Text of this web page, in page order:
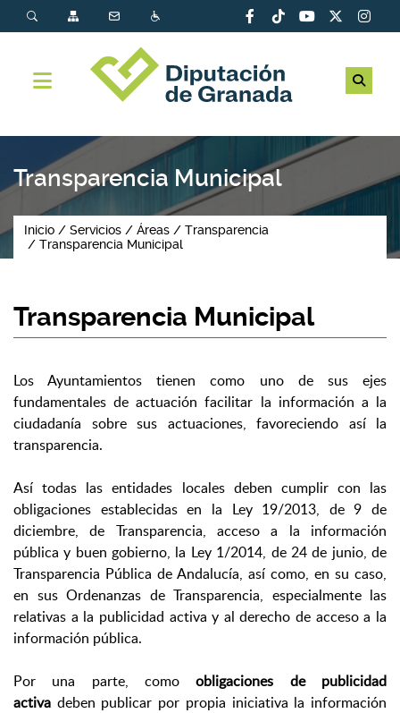
Transparencia Municipal
Inicio Servicios Áreas
Transparencia
Transparencia Municipal
Transparencia Municipal
Los Ayuntamientos tienen como uno de sus ejes
fundamentales de actuación facilitar la información a la
ciudadanía sobre sus actuaciones, favoreciendo así la
transparencia.
Así todas las entidades locales deben cumplir con las
obligaciones establecidas en la Ley 19/2013, de 9 de
diciembre, de Transparencia, acceso a la información
pública y buen gobierno, la Ley 1/2014, de 24 de junio, de
Transparencia Pública de Andalucía, así como, en su caso,
en sus Ordenanzas de Transparencia, especialmente las
relativas a la publicidad activa y al derecho de acceso a la
información pública.
Por una parte, comoobligaciones de publicidad
activa deben publicar por propia iniciativa la información